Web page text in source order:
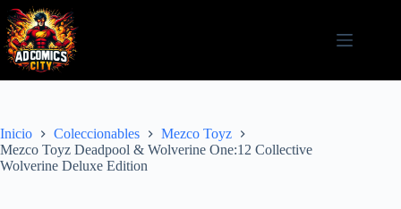
Saltar
al
contenido
Inicio Coleccionables
Mezco Toyz
Mezco Toyz Deadpool & Wolverine One:12 Collective
Wolverine Deluxe Edition